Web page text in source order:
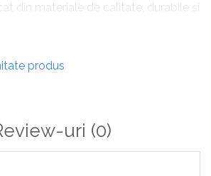
din materiale de calitate, durabile și
un accent decorativ elegant în
produs
uri (0)